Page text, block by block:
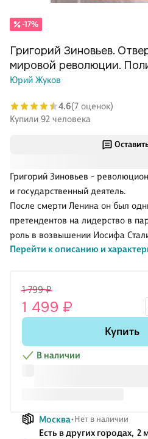
Григорий Зиновьев -
и государственный деятель.
После смерти Ленина он был
претендентов на лидерство в
роль в возвышении Иосифа
Зиновьева арестовали и вскоре
Зиновьев - террорист,
или очередная жертва
тайны удалось доктору
Перед вами не просто
убедительное историческое
Перейти к описанию и
-17%
Григорий Зиновьев.
мировой революции.
Юрий Жуков
4.6(7 оценок)
Купили 92 человека
1 799 ₽
1 499 ₽
Купить
В наличии
Москва Нет в наличии
Есть в других городах, 2